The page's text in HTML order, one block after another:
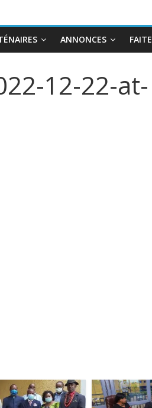
ANNONCES
12-22-at-